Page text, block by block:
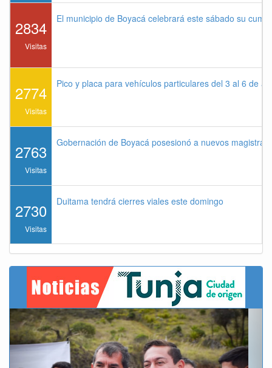
2834
Visitas
El municipio de Boyacá celebrará este sábado su
2774
Visitas
Pico y placa para vehículos particulares del 3 al 6 de
2763
Visitas
Gobernación de Boyacá posesionó a nuevos
2730
Visitas
Duitama tendrá cierres viales este domingo
Previous Next